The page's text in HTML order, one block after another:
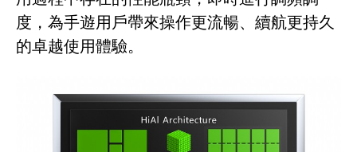
度，為手遊用戶帶來操作更流暢、續航更持久
的卓越使用體驗。